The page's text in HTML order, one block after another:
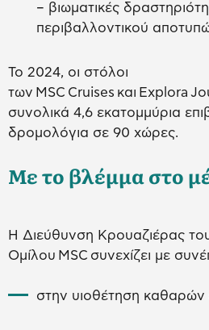
– βιωματικές
περιβαλλοντικού
Το 2024, οι στόλοι
των MSC Cruises και Explora
συνολικά 4,6 εκατομμύρια
δρομολόγια σε 90 χώρες.
Με το βλέμμα στο
Η Διεύθυνση Κρουαζιέρας
Ομίλου MSC συνεχίζει με
στην υιοθέτηση